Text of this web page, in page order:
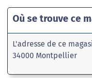
Où se trouve ce
L'adresse de ce
34000 Montpellier